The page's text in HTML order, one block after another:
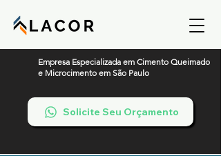
Empresa Especializada em Cimento Queimado
e Microcimento em São Paulo
Solicite Seu Orçamento